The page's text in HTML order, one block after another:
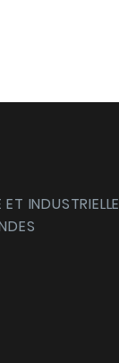
INDUSTRIELLE